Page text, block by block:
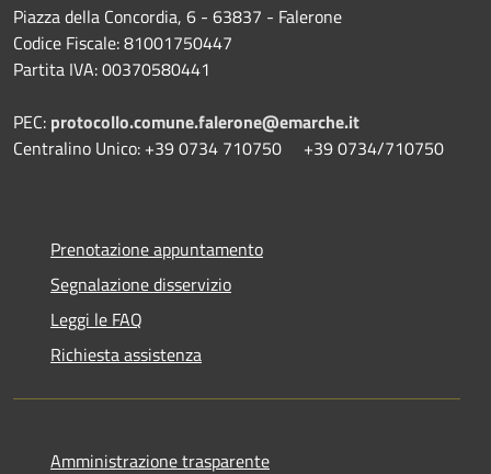
Piazza della Concordia, 6 - 63837 - Falerone
Codice Fiscale: 81001750447
Partita IVA: 00370580441
PEC: protocollo.comune.falerone@emarche.it
Centralino Unico: +39 0734 710750 +39 0734/710750
Prenotazione appuntamento
Segnalazione disservizio
Leggi le FAQ
Richiesta assistenza
Amministrazione trasparente